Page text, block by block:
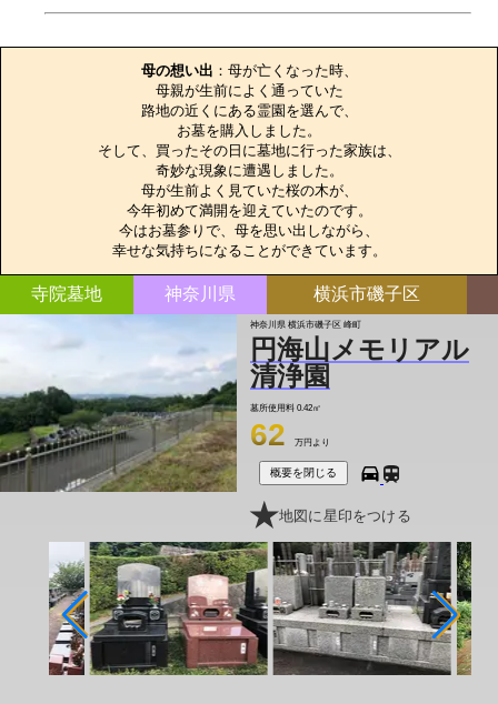
母の想い出 ：母が亡くなった時、
母親が生前によく通っていた
路地の近くにある霊園を選んで、
お墓を購入しました。
そして、買ったその日に墓地に行った家族は、
奇妙な現象に遭遇しました。
母が生前よく見ていた桜の木が、
今年初めて満開を迎えていたのです。
今はお墓参りで、母を思い出しながら、
幸せな気持ちになることができています。
寺院墓地 神奈川県 横浜市磯子区
神奈川県 横浜市磯子区 峰町
円海山メモリアル
清浄園
墓所使用料 0.42㎡
62 万円より
概要を閉じる
地図に星印をつける